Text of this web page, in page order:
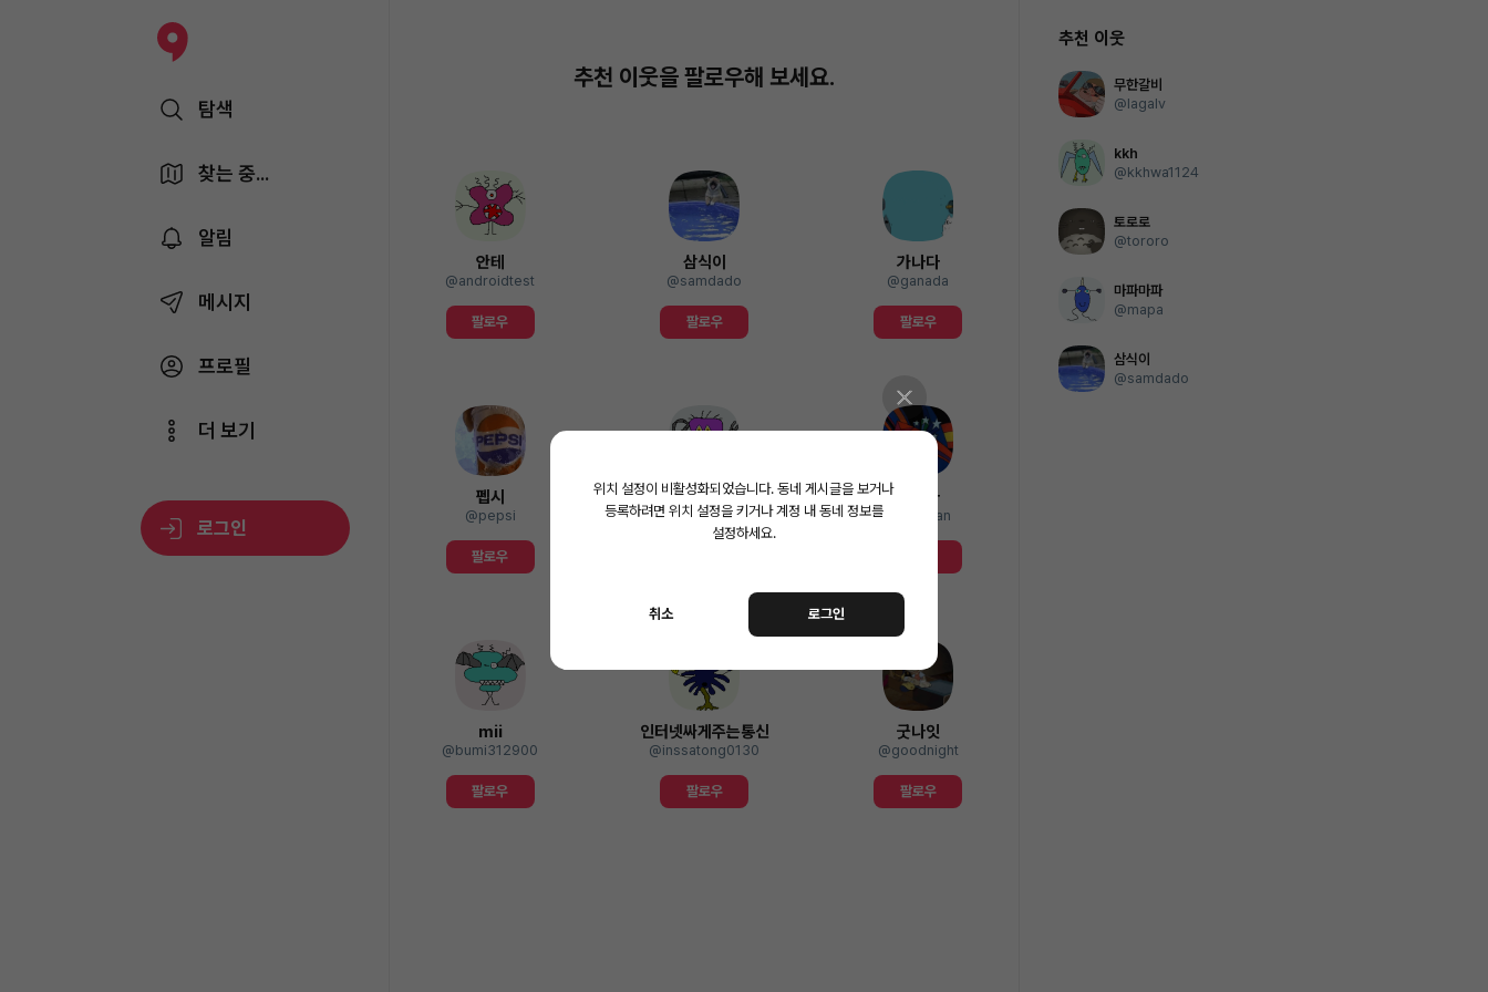
탐색
찾는 중...
알림
메시지
프로필
더 보기
로그인
추천 이웃을 팔로우해 보세요.
안테
@androidtest
팔로우
삼식이
@samdado
팔로우
가나다
@ganada
팔로우
펩시
@pepsi
팔로우
이환진
@trotlee
만스타
@starman
mii
@bumi312900
팔로우
인터넷싸게주는통신
@inssatong0130
팔로우
굿나잇
@goodnight
팔로우
추천 이웃
무한갈비
@lagalv
kkh
@kkhwa1124
토로로
@tororo
마파마파
@mapa
삼식이
@samdado
위치 설정이 비활성화되었습니다. 동네 게시글을 보거나
등록하려면 위치 설정을 키거나 계정 내 동네 정보를
설정하세요.
취소 로그인